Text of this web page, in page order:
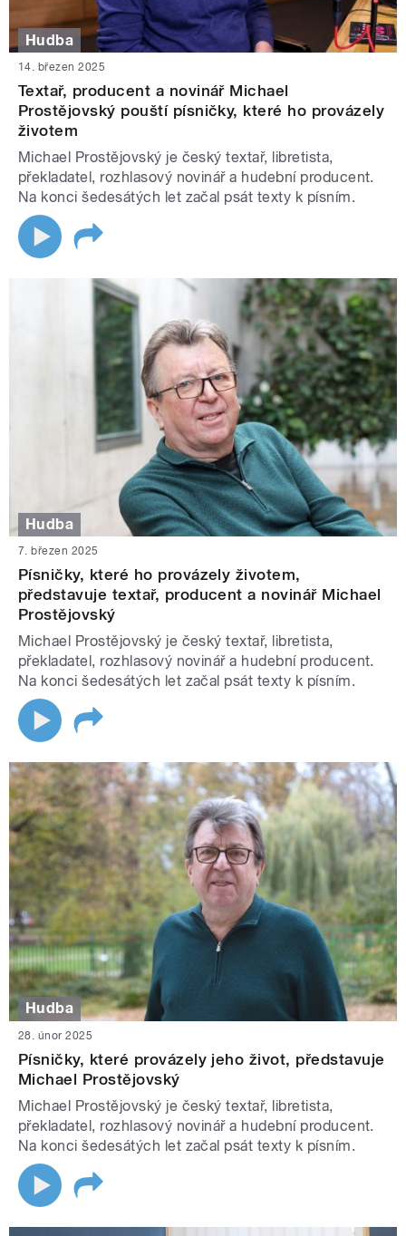
Hudba
14. březen 2025
Textař, producent a novinář Michael
Prostějovský pouští písničky, které ho provázely
životem
Michael Prostějovský je český textař, libretista,
překladatel, rozhlasový novinář a hudební producent.
Na konci šedesátých let začal psát texty k písním.
Hudba
7. březen 2025
Písničky, které ho provázely životem,
představuje textař, producent a novinář Michael
Prostějovský
Michael Prostějovský je český textař, libretista,
překladatel, rozhlasový novinář a hudební producent.
Na konci šedesátých let začal psát texty k písním.
Hudba
28. únor 2025
Písničky, které provázely jeho život, představuje
Michael Prostějovský
Michael Prostějovský je český textař, libretista,
překladatel, rozhlasový novinář a hudební producent.
Na konci šedesátých let začal psát texty k písním.